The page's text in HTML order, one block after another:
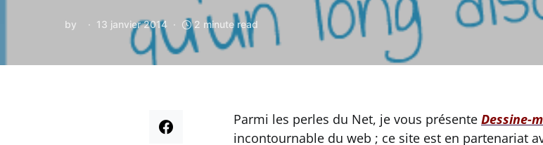
by 13 janvier 2014 2 minute read
Parmi les perles du Net, je vous présente Dessine-
incontournable du web ; ce site est en partenariat